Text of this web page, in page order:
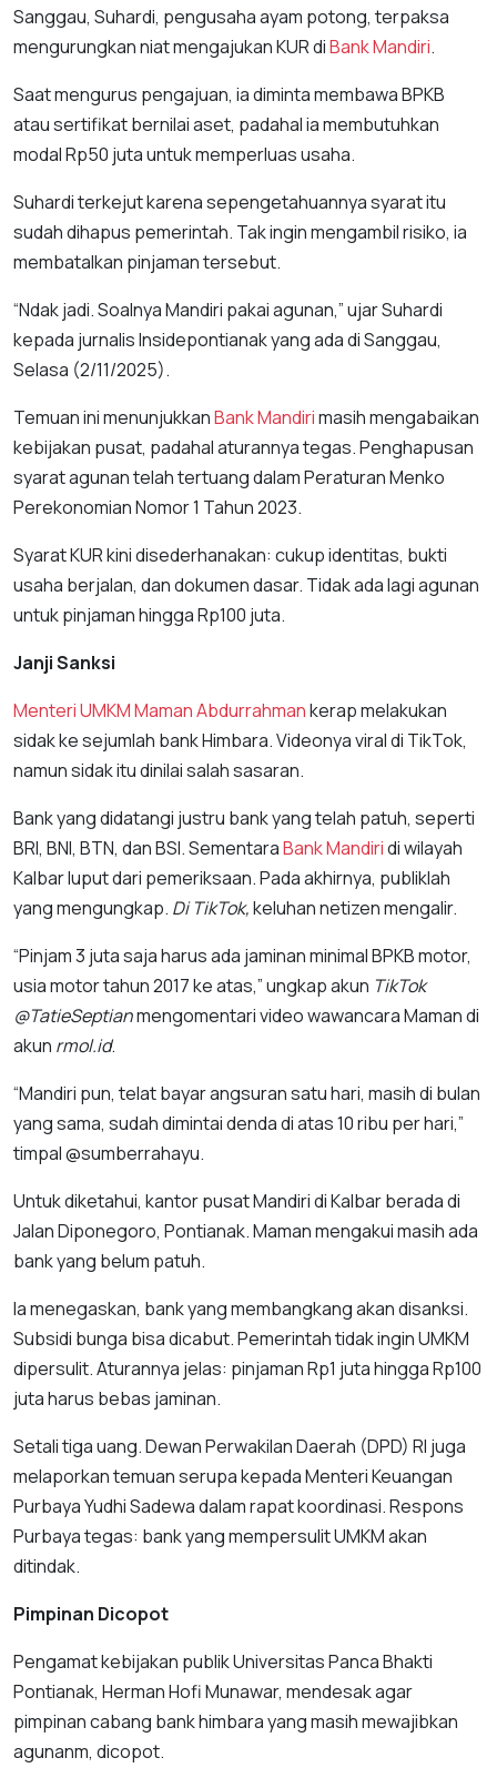
Sanggau, Suhardi, pengusaha ayam potong, terpaksa
mengurungkan niat mengajukan KUR diBank Mandiri.
Saat mengurus pengajuan, ia diminta membawa BPKB
atau sertifikat bernilai aset, padahal ia membutuhkan
modal Rp50 juta untuk memperluas usaha.
Suhardi terkejut karena sepengetahuannya syarat itu
sudah dihapus pemerintah. Tak ingin mengambil risiko, ia
membatalkan pinjaman tersebut.
“Ndak jadi. Soalnya Mandiri pakai agunan,” ujar Suhardi
kepada jurnalis Insidepontianak yang ada di Sanggau,
Selasa (2/11/2025).
Temuan ini menunjukkanBank Mandirimasih mengabaikan
kebijakan pusat, padahal aturannya tegas. Penghapusan
syarat agunan telah tertuang dalam Peraturan Menko
Perekonomian Nomor 1 Tahun 2023.
Syarat KUR kini disederhanakan: cukup identitas, bukti
usaha berjalan, dan dokumen dasar. Tidak ada lagi agunan
untuk pinjaman hingga Rp100 juta.
Janji Sanksi
Menteri UMKMMaman Abdurrahmankerap melakukan
sidak ke sejumlah bank Himbara. Videonya viral di TikTok,
namun sidak itu dinilai salah sasaran.
Bank yang didatangi justru bank yang telah patuh, seperti
BRI, BNI, BTN, dan BSI. SementaraBank Mandiridi wilayah
Kalbar luput dari pemeriksaan. Pada akhirnya, publiklah
yang mengungkap. Di TikTok,keluhan netizen mengalir.
“Pinjam 3 juta saja harus ada jaminan minimal BPKB motor,
usia motor tahun 2017 ke atas,” ungkap akun TikTok
@TatieSeptianmengomentari video wawancara Maman di
akun rmol.id.
“Mandiri pun, telat bayar angsuran satu hari, masih di bulan
yang sama, sudah dimintai denda di atas 10 ribu per hari,”
timpal @sumberrahayu.
Untuk diketahui, kantor pusat Mandiri di Kalbar berada di
Jalan Diponegoro, Pontianak. Maman mengakui masih ada
bank yang belum patuh.
Ia menegaskan, bank yang membangkang akan disanksi.
Subsidi bunga bisa dicabut. Pemerintah tidak ingin UMKM
dipersulit. Aturannya jelas: pinjaman Rp1 juta hingga Rp100
juta harus bebas jaminan.
Setali tiga uang. Dewan Perwakilan Daerah (DPD) RI juga
melaporkan temuan serupa kepada Menteri Keuangan
Purbaya Yudhi Sadewa dalam rapat koordinasi. Respons
Purbaya tegas: bank yang mempersulit UMKM akan
ditindak.
Pimpinan Dicopot
Pengamat kebijakan publik Universitas Panca Bhakti
Pontianak, Herman Hofi Munawar, mendesak agar
pimpinan cabang bank himbara yang masih mewajibkan
agunanm, dicopot.